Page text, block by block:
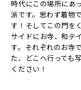
時代にこの場所にあ
派です。思わず着物
す！そしてこの門を
サイドにお寺、和テ
す。それぞれのお寺
た、どこへ行っても
ください！